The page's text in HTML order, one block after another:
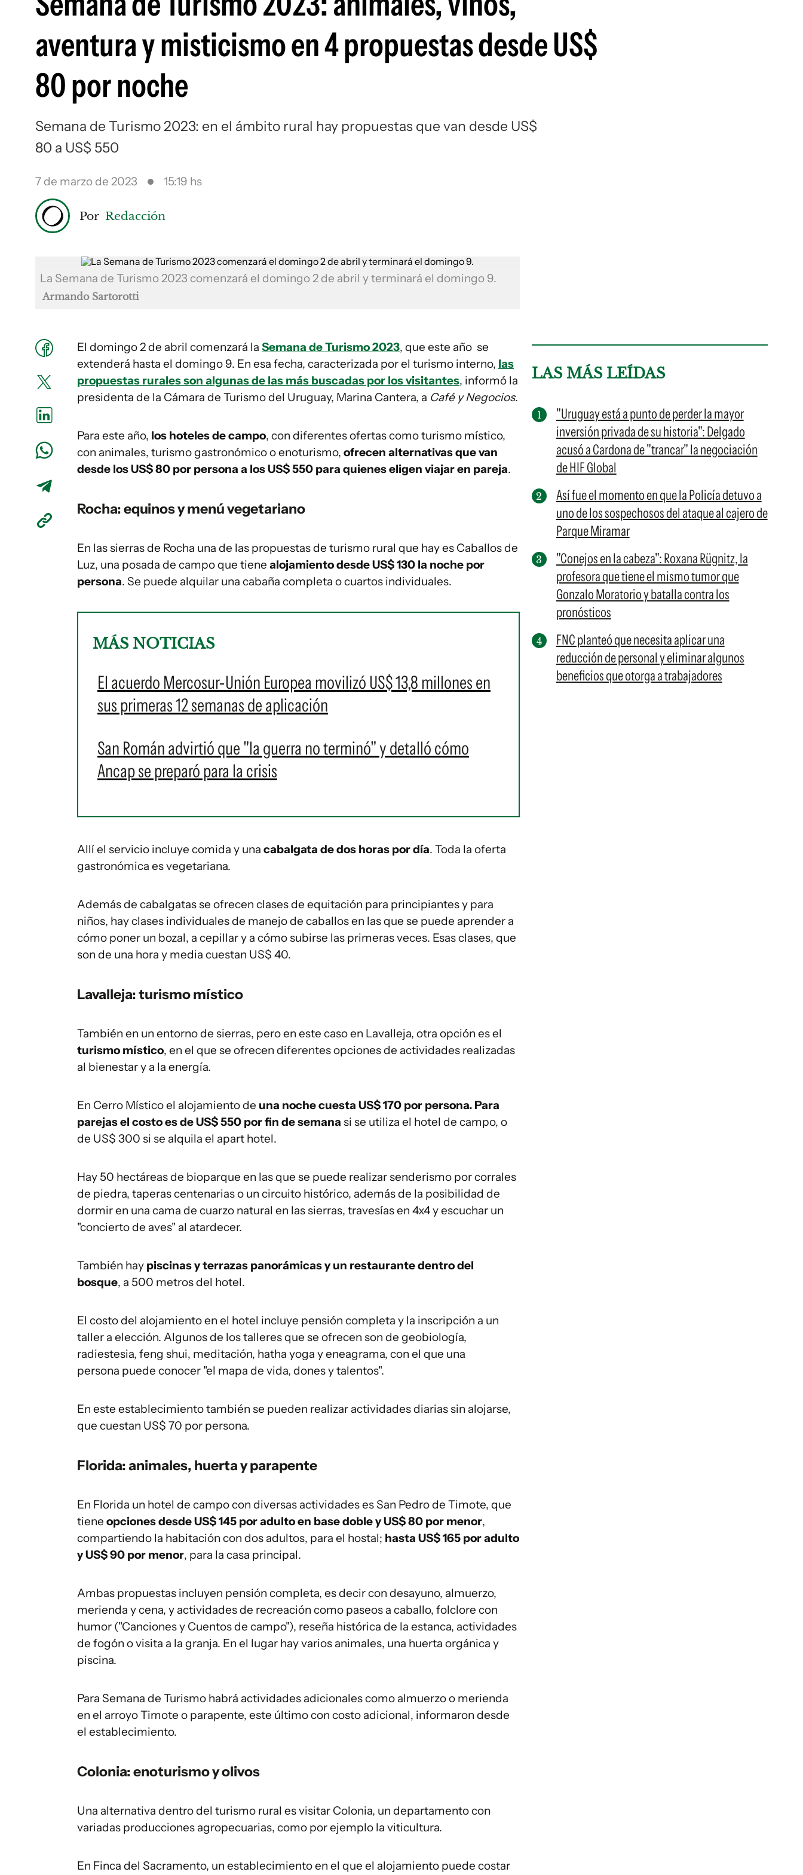
aventura y misticismo en 4 propuestas desde US$
80 por noche
Semana de Turismo 2023: en el ámbito rural hay propuestas que van desde US$
80 a US$ 550
7 de marzo de 2023 15:19 hs
Por Redacción
La Semana de Turismo 2023 comenzará el domingo 2 de abril y terminará el domingo 9.
Armando Sartorotti
El domingo 2 de abril comenzará la Semana de Turismo 2023, que este año se
extenderá hasta el domingo 9. En esa fecha, caracterizada por el turismo interno, las
propuestas rurales son algunas de las más buscadas por los visitantes, informó la
presidenta de la Cámara de Turismo del Uruguay, Marina Cantera, a Café y Negocios.
Para este año, los hoteles de campo, con diferentes ofertas como turismo místico,
con animales, turismo gastronómico o enoturismo, ofrecen alternativas que van
desde los US$ 80 por persona a los US$ 550 para quienes eligen viajar en pareja.
Rocha: equinos y menú vegetariano
En las sierras de Rocha una de las propuestas de turismo rural que hay es Caballos de
Luz, una posada de campo que tiene alojamiento desde US$ 130 la noche por
persona. Se puede alquilar una cabaña completa o cuartos individuales.
MÁS NOTICIAS
El acuerdo Mercosur-Unión Europea movilizó US$ 13,8 millones en
sus primeras 12 semanas de aplicación
San Román advirtió que "la guerra no terminó" y detalló cómo
Ancap se preparó para la crisis
Allí el servicio incluye comida y una cabalgata de dos horas por día. Toda la oferta
gastronómica es vegetariana.
Además de cabalgatas se ofrecen clases de equitación para principiantes y para
niños, hay clases individuales de manejo de caballos en las que se puede aprender a
cómo poner un bozal, a cepillar y a cómo subirse las primeras veces. Esas clases, que
son de una hora y media cuestan US$ 40.
Lavalleja: turismo místico
También en un entorno de sierras, pero en este caso en Lavalleja, otra opción es el
turismo místico, en el que se ofrecen diferentes opciones de actividades realizadas
al bienestar y a la energía.
En Cerro Místico el alojamiento de una noche cuesta US$ 170 por persona. Para
parejasel costo es de US$ 550 por fin de semana si se utiliza el hotel de campo, o
de US$ 300 si se alquila el apart hotel.
Hay 50 hectáreas de bioparque en las que se puede realizar senderismo por corrales
de piedra, taperas centenarias o un circuito histórico, además de la posibilidad de
dormir en una cama de cuarzo natural en las sierras, travesías en 4x4 y escuchar un
"concierto de aves" al atardecer.
También hay piscinas y terrazas panorámicas y un restaurante dentro del
bosque, a 500 metros del hotel.
El costo del alojamiento en el hotel incluye pensión completa y la inscripción a un
taller a elección. Algunos de los talleres que se ofrecen son de geobiología,
radiestesia, feng shui, meditación, hatha yoga y eneagrama, con el que una
persona puede conocer "el mapa de vida, dones y talentos".
En este establecimiento también se pueden realizar actividades diarias sin alojarse,
que cuestan US$ 70 por persona.
Florida: animales, huerta y parapente
En Florida un hotel de campo con diversas actividades es San Pedro de Timote, que
tiene opciones desde US$ 145 por adulto en base doble y US$ 80 por menor,
compartiendo la habitación con dos adultos, para el hostal; hasta US$ 165 por adulto
y US$ 90 por menor, para la casa principal.
Ambas propuestas incluyen pensión completa, es decir con desayuno, almuerzo,
merienda y cena, y actividades de recreación como paseos a caballo, folclore con
humor ("Canciones y Cuentos de campo"), reseña histórica de la estanca, actividades
de fogón o visita a la granja. En el lugar hay varios animales, una huerta orgánica y
piscina.
Para Semana de Turismo habrá actividades adicionales como almuerzo o merienda
en el arroyo Timote o parapente, este último con costo adicional, informaron desde
el establecimiento.
Colonia: enoturismo y olivos
Una alternativa dentro del turismo rural es visitar Colonia, un departamento con
variadas producciones agropecuarias, como por ejemplo la viticultura.
En Finca del Sacramento, un establecimiento en el que el alojamiento puede costar
LAS MÁS LEÍDAS
"Uruguay está a punto de perder la mayor
inversión privada de su historia": Delgado
acusó a Cardona de "trancar" la negociación
de HIF Global
Así fue el momento en que la Policía detuvo a
uno de los sospechosos del ataque al cajero de
Parque Miramar
"Conejos en la cabeza": Roxana Rügnitz, la
profesora que tiene el mismo tumor que
Gonzalo Moratorio y batalla contra los
pronósticos
FNC planteó que necesita aplicar una
reducción de personal y eliminar algunos
beneficios que otorga a trabajadores